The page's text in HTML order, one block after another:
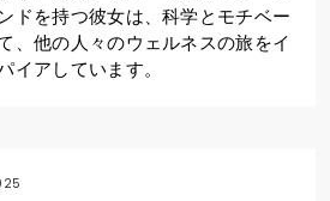
ドを持つ彼女は、科学とモチベー
、他の人々のウェルネスの旅をイ
イアしています。